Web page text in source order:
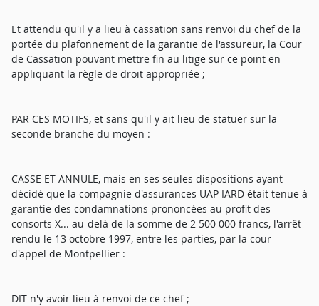
Et attendu qu'il y a lieu à cassation sans renvoi du chef de la
portée du plafonnement de la garantie de l'assureur, la Cour
de Cassation pouvant mettre fin au litige sur ce point en
appliquant la règle de droit appropriée ;
PAR CES MOTIFS, et sans qu'il y ait lieu de statuer sur la
seconde branche du moyen :
CASSE ET ANNULE, mais en ses seules dispositions ayant
décidé que la compagnie d'assurances UAP IARD était tenue à
garantie des condamnations prononcées au profit des
consorts X... au-delà de la somme de 2 500 000 francs, l'arrêt
rendu le 13 octobre 1997, entre les parties, par la cour
d'appel de Montpellier :
DIT n'y avoir lieu à renvoi de ce chef ;